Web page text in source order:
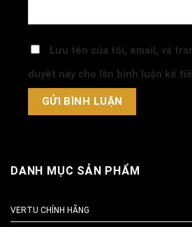
DANH MỤC SẢN PHẨM
VERTU CHÍNH HÃNG
Lưu tên của tôi, email, và
duyệt này cho lần bình luận kế